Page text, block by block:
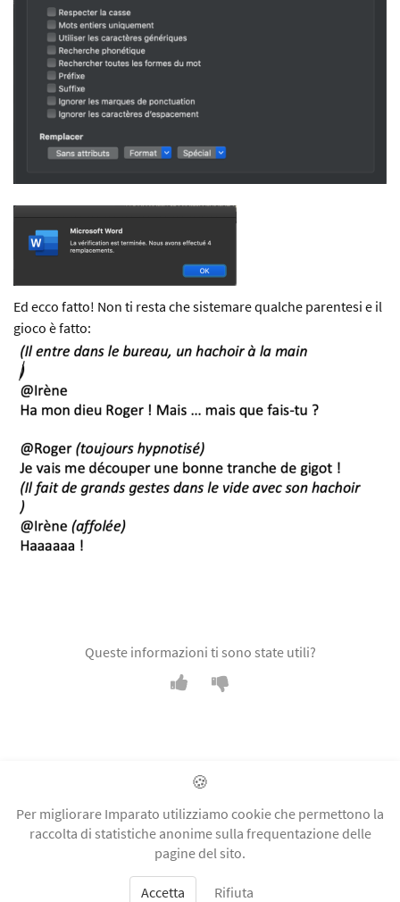
Ed ecco fatto! Non ti resta che sistemare qualche parentesi e il
gioco è fatto:
Queste informazioni ti sono state utili?
Imparato
Condizioni d'uso
Informativa sulla privacy
🍪
Per migliorare Imparato utilizziamo cookie che permettono la
raccolta di statistiche anonime sulla frequentazione delle
pagine del sito.
Accetta Rifiuta